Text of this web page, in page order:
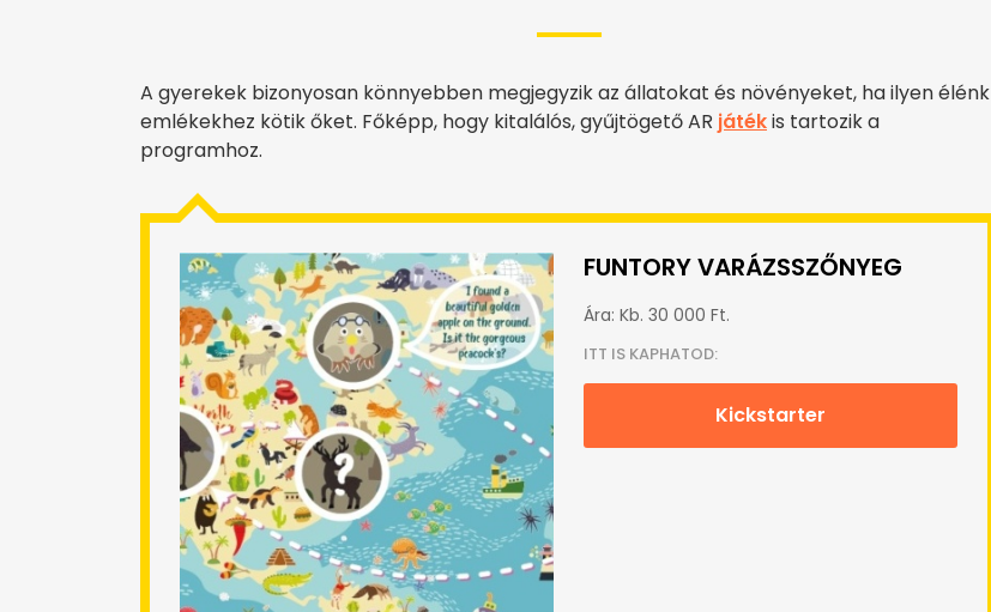
A gyerekek bizonyosan könnyebben megjegyzik az állatokat és növényeket, ha ilyen élénk
emlékekhez kötik őket. Főképp, hogy kitalálós, gyűjtögető AR játékis tartozik a
programhoz.
FUNTORY VARÁZSSZŐNYEG
Ára: Kb. 30 000 Ft.
ITT IS KAPHATOD:
Kickstarter